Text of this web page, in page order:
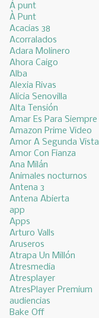
Á punt
À Punt
Acacias 38
Acorralados
Adara Molinero
Ahora Caigo
Alba
Alexia Rivas
Alicia Senovilla
Alta Tensión
Amar Es Para Siempre
Amazon Prime Video
Amor A Segunda Vista
Amor Con Fianza
Ana Milán
Animales nocturnos
Antena 3
Antena Abierta
app
Apps
Arturo Valls
Aruseros
Atrapa Un Millón
Atresmedia
Atresplayer
AtresPlayer Premium
audiencias
Bake Off